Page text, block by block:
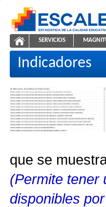
ESCALE - Unidad de
Indicadores educativos
NAVEGACIÓN
SERVICIOS
Indicadores
que se
(Permite tener
disponibles